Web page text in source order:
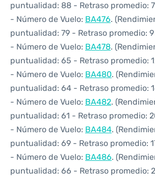
puntualidad: 88 - Retraso promedio:
- Número de Vuelo: BA476.
puntualidad: 79 - Retraso promedio:
- Número de Vuelo: BA478.
puntualidad: 65 - Retraso promedio:
- Número de Vuelo: BA480.
puntualidad: 64 - Retraso promedio:
- Número de Vuelo: BA482.
puntualidad: 61 - Retraso promedio:
- Número de Vuelo: BA484.
puntualidad: 69 - Retraso promedio:
- Número de Vuelo: BA486.
puntualidad: 66 - Retraso promedio: